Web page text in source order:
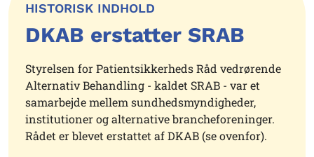
HISTORISK INDHOLD
DKAB erstatter SRAB
Styrelsen for Patientsikkerheds Råd vedrørende
Alternativ Behandling - kaldet SRAB - var et
samarbejde mellem sundhedsmyndigheder,
institutioner og alternative brancheforeninger.
Rådet er blevet erstattet af DKAB (se ovenfor).